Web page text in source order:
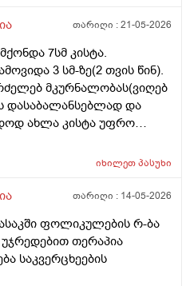
თარიღი :21-05-2026
7სმ კისტა.
3 სმ-ზე(2 თვის წინ).
მკურნალობას(ვიღებ
დასაბალანსებლად და
ახლა კისტა უფრო
მასაჟის - ენდოსფერო
აუმჯობესებს
დასაშვებია ეს
იხილეთპასუხი
თარიღი : 14-05-2026
ფოლიკულების რ-ბა
თერაპია
საკვერცხეების